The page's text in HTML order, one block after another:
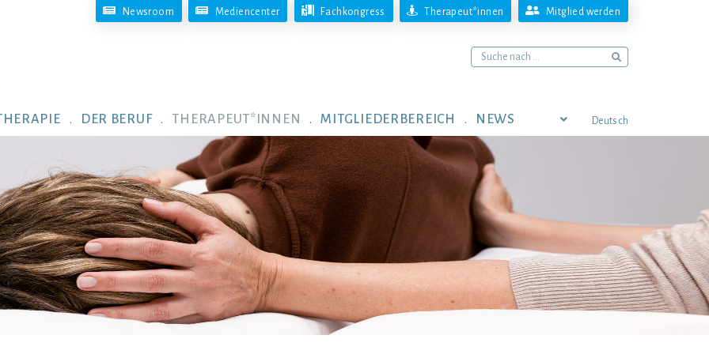
Newsroom Mediencenter Fachkongress Therapeut*innen Mitglied werden
DER BERUF THERAPEUT*INNEN MITGLIEDERBEREICH NEWS Deutsch